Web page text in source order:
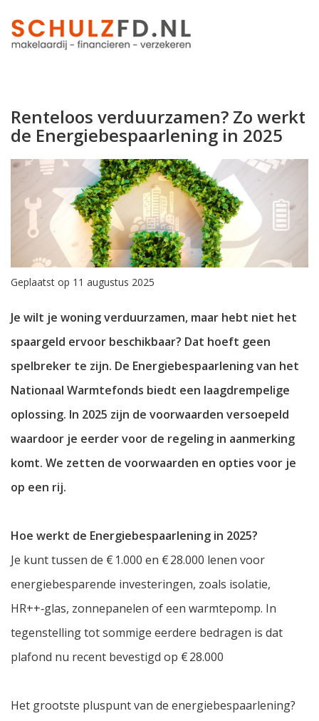
Renteloos verduurzamen? Zo werkt
de Energiebespaarlening in 2025
Geplaatst op 11 augustus 2025
Je wilt je woning verduurzamen, maar hebt niet het
spaargeld ervoor beschikbaar? Dat hoeft geen
spelbreker te zijn. De Energiebespaarlening van het
Nationaal Warmtefonds biedt een laagdrempelige
oplossing. In 2025 zijn de voorwaarden versoepeld
waardoor je eerder voor de regeling in aanmerking
komt. We zetten de voorwaarden en opties voor je
op een rij.
Hoe werkt de Energiebespaarlening in 2025?
Je kunt tussen de € 1.000 en € 28.000 lenen voor
energiebesparende investeringen, zoals isolatie,
HR++‑glas, zonnepanelen of een warmtepomp. In
tegenstelling tot sommige eerdere bedragen is dat
plafond nu recent bevestigd op € 28.000
Het grootste pluspunt van de energiebespaarlening?